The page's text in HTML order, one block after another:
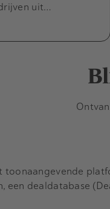
uit…
toonaangevende
een dealdatabase